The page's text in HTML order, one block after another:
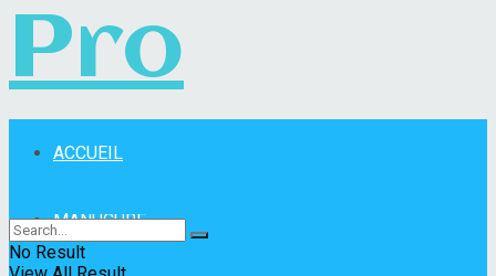
Pro
ACCUEIL
MANUCURE
No Result